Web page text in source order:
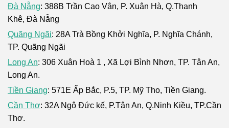
Đà Nẵng: 388B Trần Cao Vân, P. Xuân Hà, Q.Thanh
Khê, Đà Nẵng
Quãng Ngãi: 28A Trà Bồng Khởi Nghĩa, P. Nghĩa Chánh,
TP. Quãng Ngãi
Long An: 306 Xuân Hoà 1 , Xã Lợi Bình Nhơn, TP. Tân An,
Long An.
Tiền Giang: 571E Ấp Bắc, P.5, TP. Mỹ Tho, Tiền Giang.
Cần Thơ: 32A Ngô Đức kế, P.Tân An, Q.Ninh Kiều, TP.Cần
Thơ.